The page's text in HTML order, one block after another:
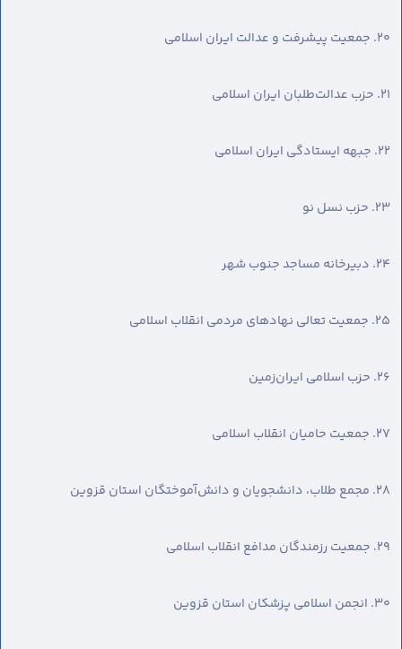
۲۰. جمعیت پیشرفت و عدالت ایران اسلامی
۲۱. حزب عدالت‌طلبان ایران اسلامی
۲۲. جبهه ایستادگی ایران اسلامی
۲۳. حزب نسل نو
۲۴. دبیرخانه مساجد جنوب شهر
۲۵. جمعیت تعالی نهادهای مردمی انقلاب اسلامی
۲۶. حزب اسلامی ایران‌زمین
۲۷. جمعیت حامیان انقلاب اسلامی
۲۸. مجمع طلاب، دانشجویان و دانش‌آموختگان استان قزوین
۲۹. جمعیت رزمندگان مدافع انقلاب اسلامی
٣۰. انجمن اسلامی پزشکان استان قزوین